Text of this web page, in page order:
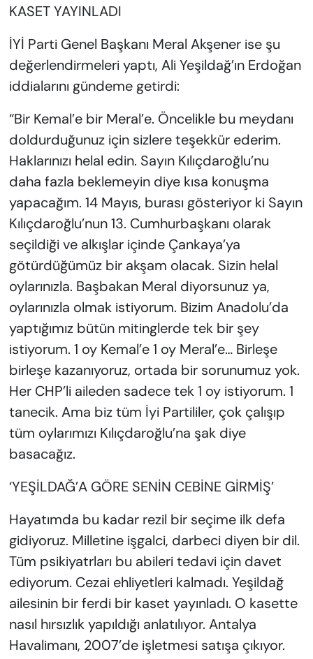
KASET YAYINLADI
İYİ Parti Genel Başkanı Meral Akşener ise şu
değerlendirmeleri yaptı, Ali Yeşildağ’ın Erdoğan
iddialarını gündeme getirdi:
“Bir Kemal’e bir Meral’e. Öncelikle bu meydanı
doldurduğunuz için sizlere teşekkür ederim.
Haklarınızı helal edin. Sayın Kılıçdaroğlu’nu
daha fazla beklemeyin diye kısa konuşma
yapacağım. 14 Mayıs, burası gösteriyor ki Sayın
Kılıçdaroğlu’nun 13. Cumhurbaşkanı olarak
seçildiği ve alkışlar içinde Çankaya’ya
götürdüğümüz bir akşam olacak. Sizin helal
oylarınızla. Başbakan Meral diyorsunuz ya,
oylarınızla olmak istiyorum. Bizim Anadolu’da
yaptığımız bütün mitinglerde tek bir şey
istiyorum. 1 oy Kemal’e 1 oy Meral’e… Birleşe
birleşe kazanıyoruz, ortada bir sorunumuz yok.
Her CHP’li aileden sadece tek 1 oy istiyorum. 1
tanecik. Ama biz tüm İyi Partililer, çok çalışıp
tüm oylarımızı Kılıçdaroğlu’na şak diye
basacağız.
‘YEŞİLDAĞ’A GÖRE SENİN CEBİNE GİRMİŞ’
Hayatımda bu kadar rezil bir seçime ilk defa
gidiyoruz. Milletine işgalci, darbeci diyen bir dil.
Tüm psikiyatrları bu abileri tedavi için davet
ediyorum. Cezai ehliyetleri kalmadı. Yeşildağ
ailesinin bir ferdi bir kaset yayınladı. O kasette
nasıl hırsızlık yapıldığı anlatılıyor. Antalya
Havalimanı, 2007’de işletmesi satışa çıkıyor.